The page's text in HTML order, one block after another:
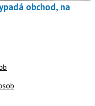
obchod, na